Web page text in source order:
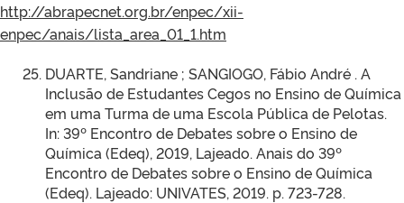
http://abrapecnet.org.br/enpec/xii-
enpec/anais/lista_area_01_1.htm
DUARTE, Sandriane ; SANGIOGO, Fábio André . A
Inclusão de Estudantes Cegos no Ensino de Química
em uma Turma de uma Escola Pública de Pelotas.
In: 39º Encontro de Debates sobre o Ensino de
Química (Edeq), 2019, Lajeado. Anais do 39º
Encontro de Debates sobre o Ensino de Química
(Edeq). Lajeado: UNIVATES, 2019. p. 723-728.